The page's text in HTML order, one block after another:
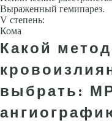
Выраженный гемипарез.
V степень:
Кома
Какой
выбрать: